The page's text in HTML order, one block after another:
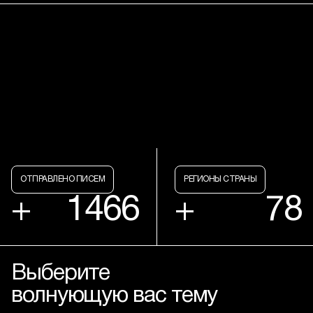
ОТПРАВЛЕНО ПИСЕМ
+ 1466
РЕГИОНЫ СТРАНЫ
+ 78
Выберите
волнующую вас тему